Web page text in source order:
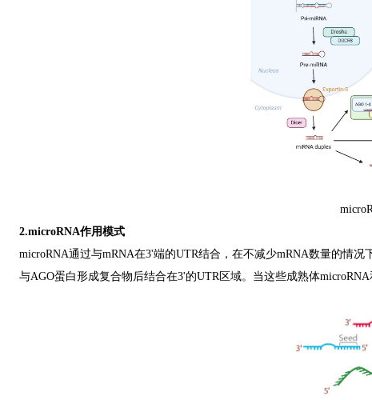
2.microRNA作用模式
microRNA通过与mRNA在3'端的UTR结合，在不减少mRNA数量的情况
与AGO蛋白形成复合物后结合在3'的UTR区域。当这些成熟体